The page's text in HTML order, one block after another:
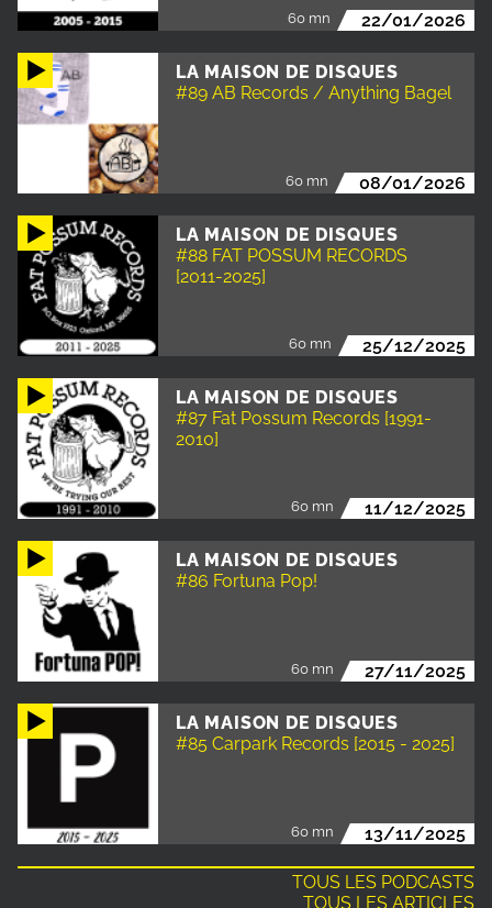
60 mn 22/01/2026
LA MAISON DE DISQUES
#89 AB Records / Anything Bagel
60 mn 08/01/2026
LA MAISON DE DISQUES
#88 FAT POSSUM RECORDS
[2011-2025]
60 mn 25/12/2025
LA MAISON DE DISQUES
#87 Fat Possum Records [1991-
2010]
60 mn 11/12/2025
LA MAISON DE DISQUES
#86 Fortuna Pop!
60 mn 27/11/2025
LA MAISON DE DISQUES
#85 Carpark Records [2015 - 2025]
60 mn 13/11/2025
TOUS LES PODCASTS
TOUS LES ARTICLES